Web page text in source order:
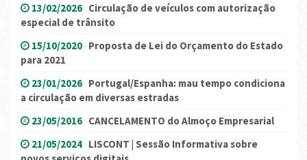
13/02/2026 Circulação de veículos com autorização
especial de trânsito
15/10/2020 Proposta de Lei do Orçamento do Estado
para 2021
23/01/2026 Portugal/Espanha: mau tempo condiciona
a circulação em diversas estradas
23/05/2016 CANCELAMENTO do Almoço Empresarial
21/05/2024 LISCONT | Sessão Informativa sobre